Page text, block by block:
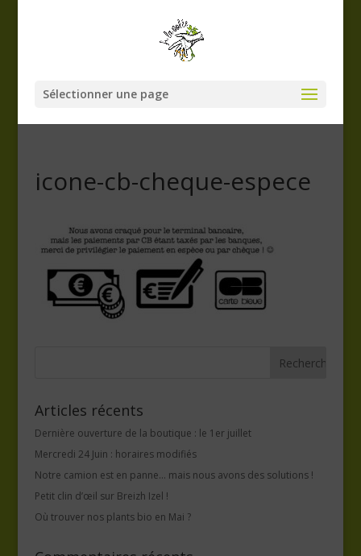
Sélectionner une page
icone-cb-cheque-espece
Articles récents
Dernière ouverture de la boutique : le 1er juillet
Mercredi 24 Juin : horaires modifiés
Notre camion est en panne… mais nous avons des solutions !
Petit clin d’œil sur Breizh Izel !
Où trouver nos plants bio en Mai ?